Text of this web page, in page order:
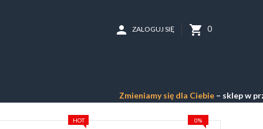
shopping_cart 0
person ZALOGUJ SIĘ
Zmieniamy się dla Ciebie– sklep w
HOT 0%